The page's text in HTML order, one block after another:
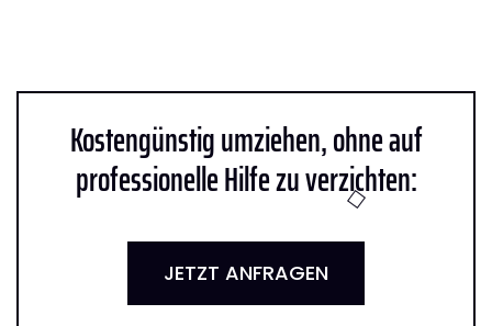
Kostengünstig umziehen, ohne auf
professionelle Hilfe zu verzichten:
JETZT ANFRAGEN